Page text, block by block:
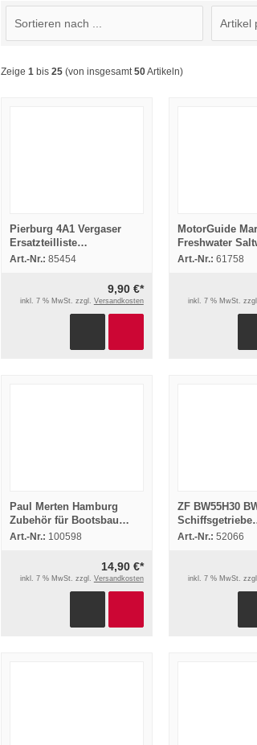
Zeige 1 bis 25 (von insgesamt50Artikeln)
Pierburg 4A1 Vergaser
Ersatzteilliste
Normaleinstellung BMW
Art.-Nr.: 85454
9,90 €*
inkl. 7 % MwSt. zzgl. Versandkosten
MotorGuide
Freshwater
ES
Art.-Nr.: 61758
inkl. 7 % MwSt. zzgl.
Paul Merten Hamburg
Zubehör für Bootsbau
Schiff Jacht Prospekt
Art.-Nr.: 100598
14,90 €*
inkl. 7 % MwSt. zzgl. Versandkosten
ZF BW55H30
Schiffsgetriebe
Art.-Nr.: 52066
inkl. 7 % MwSt. zzgl.